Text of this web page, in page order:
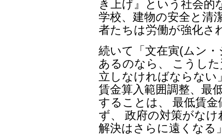
き上げ』という社会的
学校、建物の安全と清
者たちは労働が強化さ
続いて「文在寅(ムン
あるのなら、 こうし
立しなければならない
賃金算入範囲調整、最
することは、 最低賃
ず、 政府の対策がな
解決はさらに遠くなる